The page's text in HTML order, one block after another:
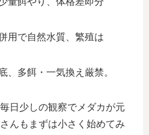
用で自然水質、繁殖は
、多餌・一気換え厳禁。
日少しの観察でメダカが元
んもまずは小さく始めてみ